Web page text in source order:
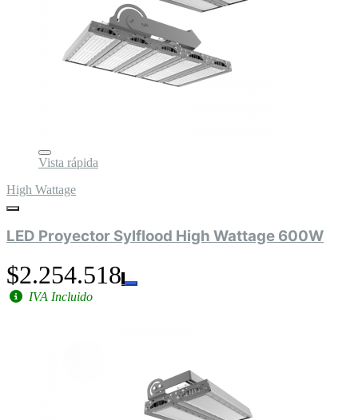
Vista rápida
High Wattage
LED Proyector Sylflood High Wattage 600W
$2.254.518
IVA Incluido